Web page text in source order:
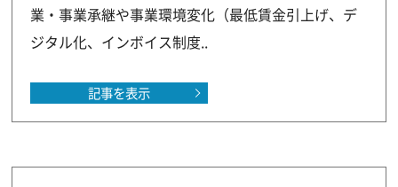
業・事業承継や事業環境変化（最低賃金引上げ、デ
ジタル化、インボイス制度..
記事を表示